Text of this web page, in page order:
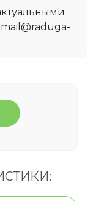
mail@raduga-